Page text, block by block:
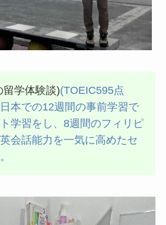
留学体験談)(TOEIC595点
本での12週間の事前学習で
学習をし、8週間のフィリピ
会話能力を一気に高めたセ